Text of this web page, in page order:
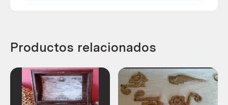
Productos relacionados